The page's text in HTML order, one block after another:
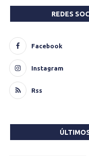
REDES
Facebook
Instagram
Rss